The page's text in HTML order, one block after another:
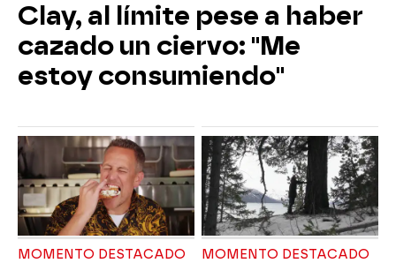
Clay, al límite pese a haber
cazado un ciervo: "Me
estoy consumiendo"
MOMENTO DESTACADO MOMENTO DESTACADO